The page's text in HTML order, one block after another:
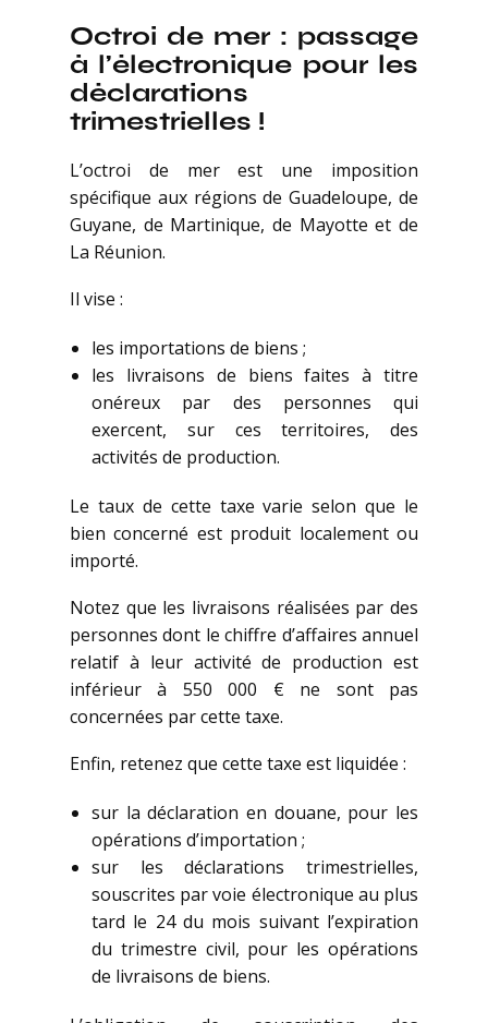
Octroi de mer : passage
à l’électronique pour les
déclarations
trimestrielles !
L’octroi de mer est une imposition
spécifique aux régions de Guadeloupe, de
Guyane, de Martinique, de Mayotte et de
La Réunion.
Il vise :
les importations de biens ;
les livraisons de biens faites à titre
onéreux par des personnes qui
exercent, sur ces territoires, des
activités de production.
Le taux de cette taxe varie selon que le
bien concerné est produit localement ou
importé.
Notez que les livraisons réalisées par des
personnes dont le chiffre d’affaires annuel
relatif à leur activité de production est
inférieur à 550 000 € ne sont pas
concernées par cette taxe.
Enfin, retenez que cette taxe est liquidée :
sur la déclaration en douane, pour les
opérations d’importation ;
sur les déclarations trimestrielles,
souscrites par voie électronique au plus
tard le 24 du mois suivant l’expiration
du trimestre civil, pour les opérations
de livraisons de biens.